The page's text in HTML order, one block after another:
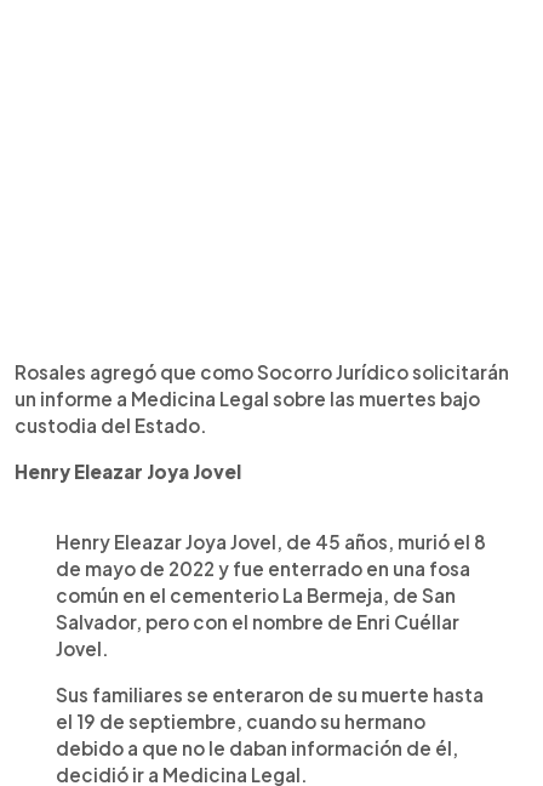
Rosales agregó que como Socorro Jurídico solicitarán
un informe a Medicina Legal sobre las muertes bajo
custodia del Estado.
Henry Eleazar Joya Jovel
Henry Eleazar Joya Jovel, de 45 años, murió el 8
de mayo de 2022 y fue enterrado en una fosa
común en el cementerio La Bermeja, de San
Salvador, pero con el nombre de Enri Cuéllar
Jovel.
Sus familiares se enteraron de su muerte hasta
el 19 de septiembre, cuando su hermano
debido a que no le daban información de él,
decidió ir a Medicina Legal.